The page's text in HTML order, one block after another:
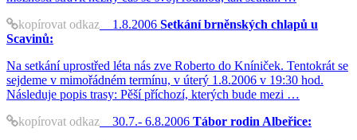
kopírovat odkaz 1.8.2006 Setkání brněnských chlapů u
Scavinů:
Na setkání uprostřed léta nás zve Roberto do Kníniček. Tentokrát se
sejdeme v mimořádném termínu, v úterý 1.8.2006 v 19:30 hod.
Následuje popis trasy: Pěší příchozí, kterých bude mezi …
kopírovat odkaz 30.7.- 6.8.2006 Tábor rodin Albeřice: